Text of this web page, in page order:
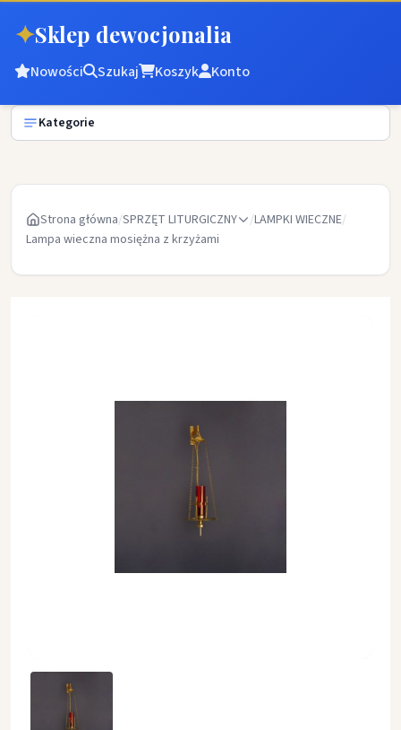
✦Sklep dewocjonalia
Nowości Szukaj Koszyk Konto
Kategorie
Strona główna/SPRZĘT LITURGICZNY /LAMPKI WIECZNE/
Lampa wieczna mosiężna z krzyżami
Lampa wieczna mosiężna z krzyżami - LAMPKI WIECZNE -